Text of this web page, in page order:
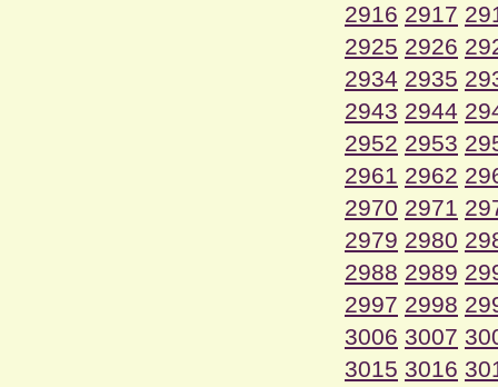
2916 2917
2925 2926
2934 2935
2943 2944
2952 2953
2961 2962
2970 2971
2979 2980
2988 2989
2997 2998
3006 3007
3015 3016